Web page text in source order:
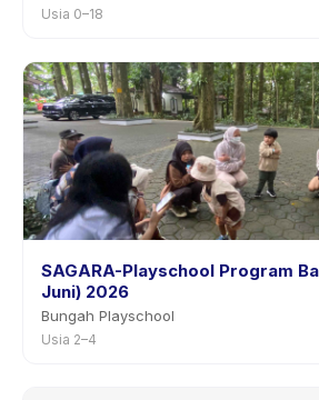
Usia 0–18
SAGARA-Playschool Program
Juni) 2026
Bungah Playschool
Usia 2–4